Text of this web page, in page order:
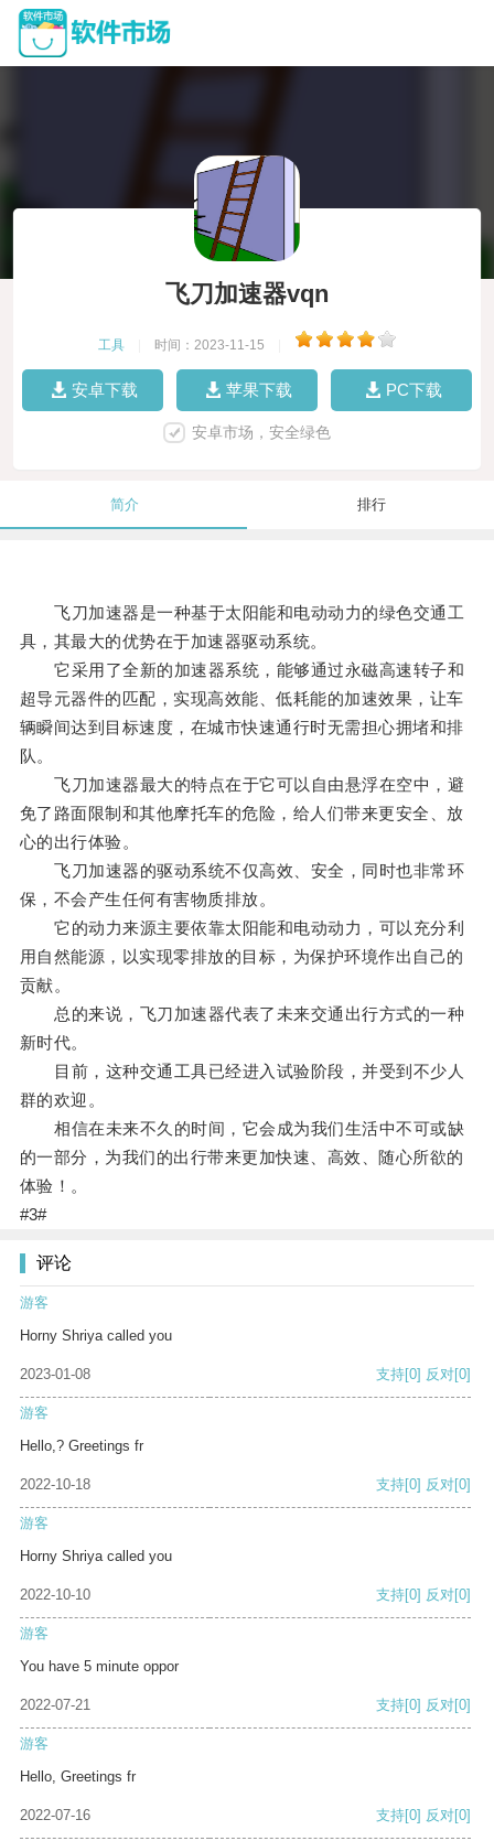
飞刀加速器vqn
工具 时间：2023-11-15
安卓下载 苹果下载 PC下载
安卓市场，安全绿色
简介 排行
飞刀加速器是一种基于太阳能和电动动力的绿色交通工
具，其最大的优势在于加速器驱动系统。
它采用了全新的加速器系统，能够通过永磁高速转子和
超导元器件的匹配，实现高效能、低耗能的加速效果，让车
辆瞬间达到目标速度，在城市快速通行时无需担心拥堵和排
队。
飞刀加速器最大的特点在于它可以自由悬浮在空中，避
免了路面限制和其他摩托车的危险，给人们带来更安全、放
心的出行体验。
飞刀加速器的驱动系统不仅高效、安全，同时也非常环
保，不会产生任何有害物质排放。
它的动力来源主要依靠太阳能和电动动力，可以充分利
用自然能源，以实现零排放的目标，为保护环境作出自己的
贡献。
总的来说，飞刀加速器代表了未来交通出行方式的一种
新时代。
目前，这种交通工具已经进入试验阶段，并受到不少人
群的欢迎。
相信在未来不久的时间，它会成为我们生活中不可或缺
的一部分，为我们的出行带来更加快速、高效、随心所欲的
体验！。
#3#
评论
游客
Horny Shriya called you
2023-01-08 支持[0] 反对[0]
游客
Hello,? Greetings fr
2022-10-18 支持[0] 反对[0]
游客
Horny Shriya called you
2022-10-10 支持[0] 反对[0]
游客
You have 5 minute oppor
2022-07-21 支持[0] 反对[0]
游客
Hello, Greetings fr
2022-07-16 支持[0] 反对[0]